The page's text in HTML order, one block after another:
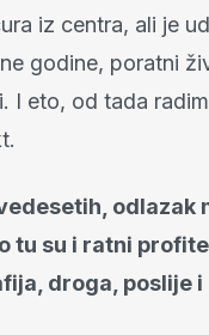
iz centra, ali je
godine, poratni
I eto, od tada
odlazak
tu su i ratni
droga, poslije i